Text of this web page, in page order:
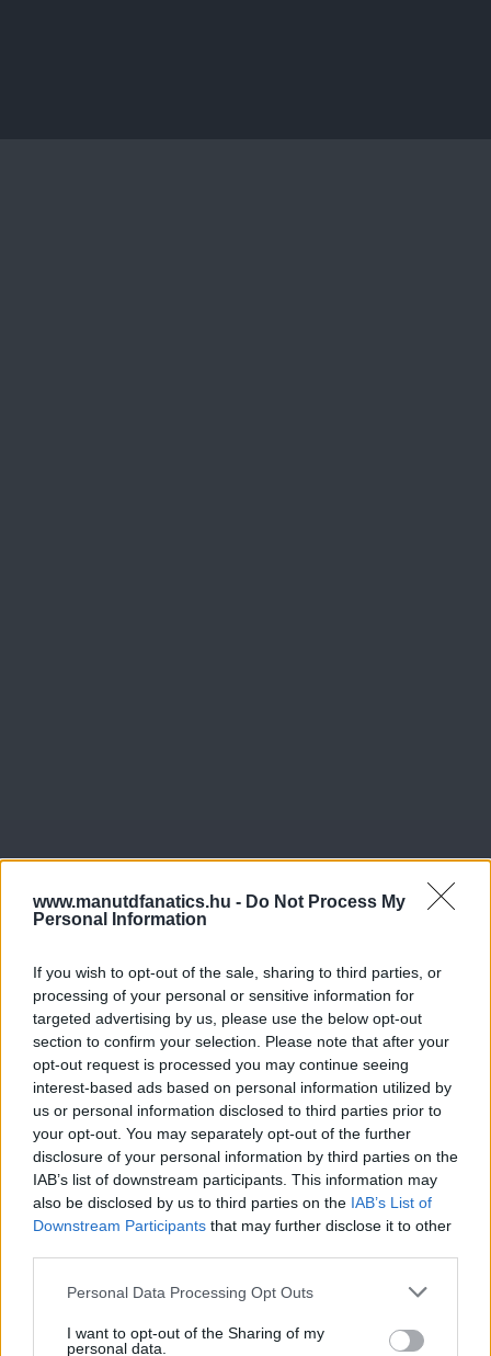
www.manutdfanatics.hu - Do Not Process My
Personal Information
If you wish to opt-out of the sale, sharing to third parties, or
processing of your personal or sensitive information for
targeted advertising by us, please use the below opt-out
section to confirm your selection. Please note that after your
opt-out request is processed you may continue seeing
interest-based ads based on personal information utilized by
us or personal information disclosed to third parties prior to
your opt-out. You may separately opt-out of the further
disclosure of your personal information by third parties on the
IAB’s list of downstream participants. This information may
also be disclosed by us to third parties on the IAB’s List of
Downstream Participants that may further disclose it to other
Please note that this website/app uses one or more Google
not limited to your visit or usage behaviour. You may click to
Personal Data Processing Opt Outs
I want to opt-out of the Sharing of my
personal data.